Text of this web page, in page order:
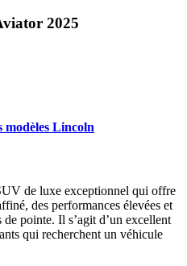
2025
modèles Lincoln
de luxe exceptionnel qui offre
des performances élevées et
pointe. Il s’agit d’un excellent
qui recherchent un véhicule